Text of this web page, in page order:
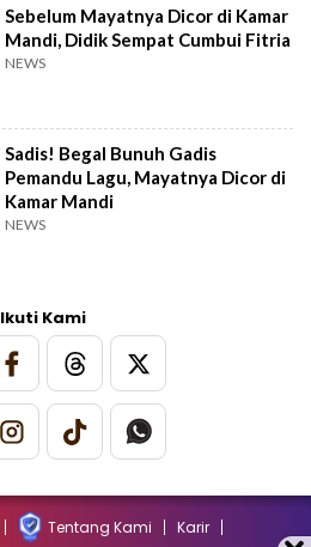
Sebelum Mayatnya Dicor di Kamar
Mandi, Didik Sempat Cumbui Fitria
NEWS
Sadis! Begal Bunuh Gadis
Pemandu Lagu, Mayatnya Dicor di
Kamar Mandi
NEWS
Ikuti Kami
Tentang Kami Karir